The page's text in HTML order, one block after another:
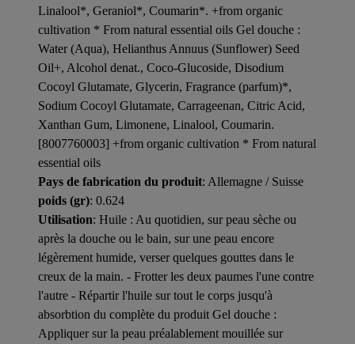
Linalool*, Geraniol*, Coumarin*. +from organic
cultivation * From natural essential oils Gel douche :
Water (Aqua), Helianthus Annuus (Sunflower) Seed
Oil+, Alcohol denat., Coco-Glucoside, Disodium
Cocoyl Glutamate, Glycerin, Fragrance (parfum)*,
Sodium Cocoyl Glutamate, Carrageenan, Citric Acid,
Xanthan Gum, Limonene, Linalool, Coumarin.
[8007760003] +from organic cultivation * From natural
essential oils
Pays de fabrication du produit: Allemagne / Suisse
poids (gr): 0.624
Utilisation: Huile : Au quotidien, sur peau sèche ou
après la douche ou le bain, sur une peau encore
légèrement humide, verser quelques gouttes dans le
creux de la main. - Frotter les deux paumes l'une contre
l'autre - Répartir l'huile sur tout le corps jusqu'à
absorbtion du complète du produit Gel douche :
Appliquer sur la peau préalablement mouillée sur